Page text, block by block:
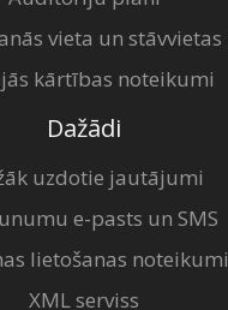
vieta un stāvvietas
kārtības noteikumi
Dažādi
uzdotie jautājumi
e-pasts un SMS
lietošanas noteikumi
XML serviss